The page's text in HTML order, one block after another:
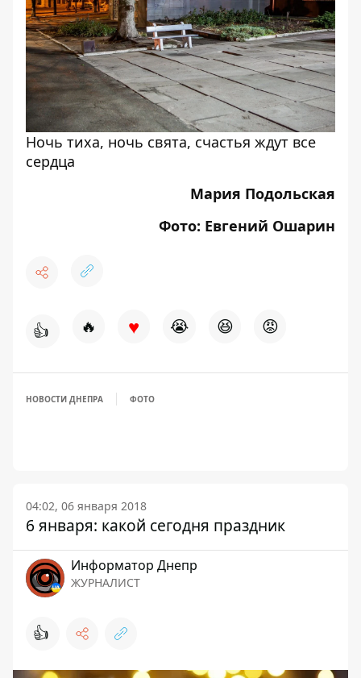
Ночь тиха, ночь свята, счастья ждут все
сердца
Мария Подольская
Фото: Евгений Ошарин
👍 🔥 ♥ 😭 😆 😡
НОВОСТИ ДНЕПРА ФОТО
04:02, 06 января 2018
6 января: какой сегодня праздник
Информатор Днепр
ЖУРНАЛИСТ
👍